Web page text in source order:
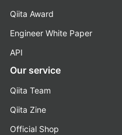
Qiita Award
Engineer White Paper
API
Our service
Qiita Team
Qiita Zine
Official Shop